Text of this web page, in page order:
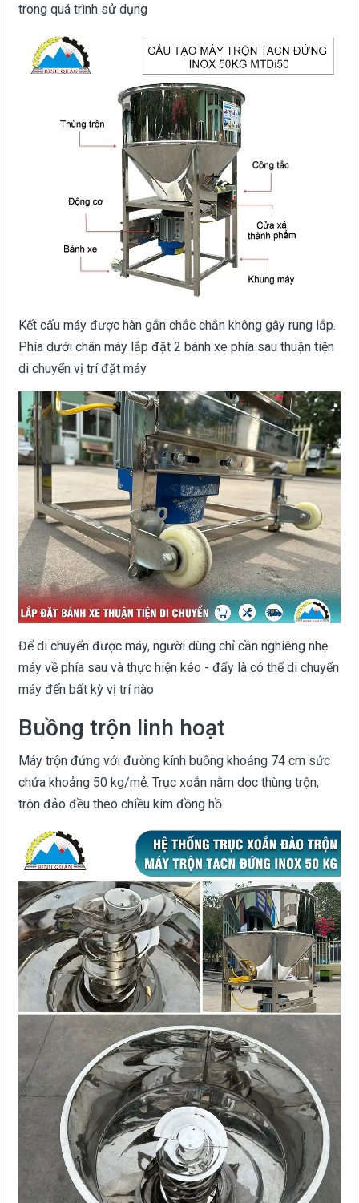
trong quá trình sử dụng
Kết cấu máy được hàn gắn chắc chắn không gây rung lắp.
Phía dưới chân máy lắp đặt 2 bánh xe phía sau thuận tiện
di chuyển vị trí đặt máy
Để di chuyển được máy, người dùng chỉ cần nghiêng nhẹ
máy về phía sau và thực hiện kéo - đẩy là có thể di chuyển
máy đến bất kỳ vị trí nào
Buồng trộn linh hoạt
Máy trộn đứng với đường kính buồng khoảng 74 cm sức
chứa khoảng 50 kg/mẻ. Trục xoắn nằm dọc thùng trộn,
trộn đảo đều theo chiều kim đồng hồ